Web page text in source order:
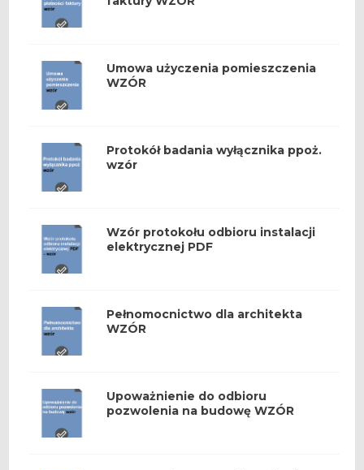
Umowa użyczenia pomieszczenia
WZÓR
Protokół badania wyłącznika ppoż.
wzór
Wzór protokołu odbioru instalacji
elektrycznej PDF
Pełnomocnictwo dla architekta
WZÓR
Upoważnienie do odbioru
pozwolenia na budowę WZÓR